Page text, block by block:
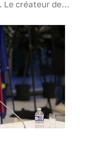
Le créateur de…